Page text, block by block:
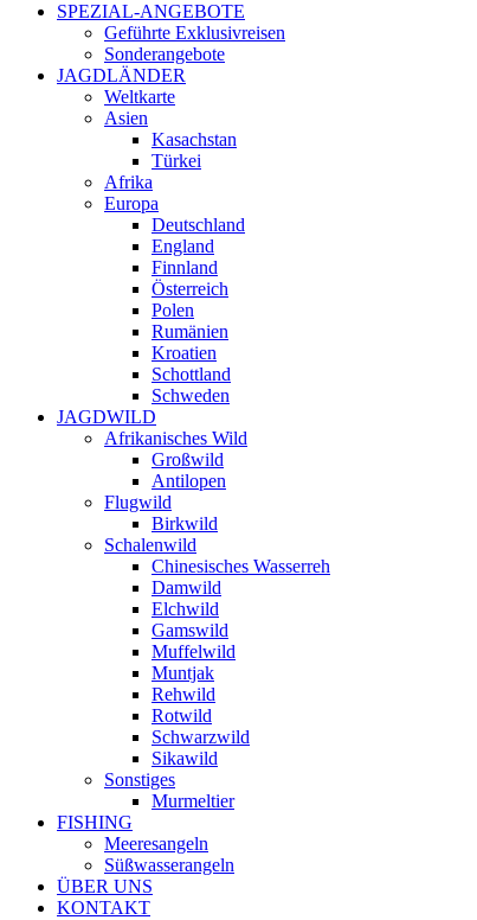
SPEZIAL-ANGEBOTE
Geführte Exklusivreisen
Sonderangebote
JAGDLÄNDER
Weltkarte
Asien
Kasachstan
Türkei
Afrika
Europa
Deutschland
England
Finnland
Österreich
Polen
Rumänien
Kroatien
Schottland
Schweden
JAGDWILD
Afrikanisches Wild
Großwild
Antilopen
Flugwild
Birkwild
Schalenwild
Chinesisches Wasserreh
Damwild
Elchwild
Gamswild
Muffelwild
Muntjak
Rehwild
Rotwild
Schwarzwild
Sikawild
Sonstiges
Murmeltier
FISHING
Meeresangeln
Süßwasserangeln
ÜBER UNS
KONTAKT